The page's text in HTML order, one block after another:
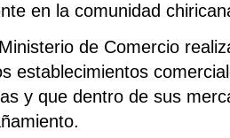
en la comunidad
de Comercio
establecimientos
y que dentro de sus